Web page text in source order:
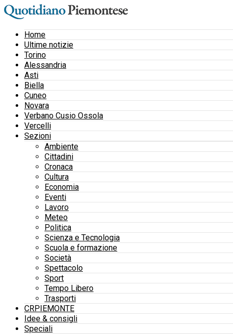
Home
Ultime notizie
Torino
Alessandria
Asti
Biella
Cuneo
Novara
Verbano Cusio Ossola
Vercelli
Sezioni
Ambiente
Cittadini
Cronaca
Cultura
Economia
Eventi
Lavoro
Meteo
Politica
Scienza e Tecnologia
Scuola e formazione
Società
Spettacolo
Sport
Tempo Libero
Trasporti
CRPIEMONTE
Idee & consigli
Speciali